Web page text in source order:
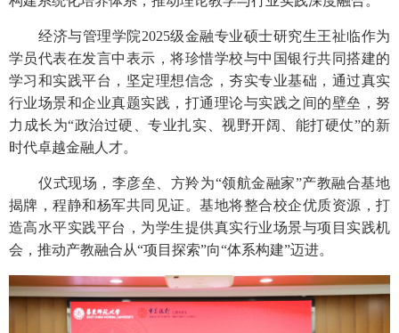
经济与管理学院2025级金融专业硕士研究生王祉临作为
学员代表在发言中表示，将珍惜学校与中国银行共同搭建的
学习和实践平台，坚定理想信念，夯实专业基础，通过真实
行业场景和企业真题实践，打通理论与实践之间的壁垒，努
力成长为“政治过硬、专业扎实、视野开阔、能打硬仗”的新
时代卓越金融人才。
仪式现场，李彦垒、方羚为“领航金融家”产教融合基地
揭牌，程静和杨军共同见证。基地将整合校企优质资源，打
造高水平实践平台，为学生提供真实行业场景与项目实践机
会，推动产教融合从“项目探索”向“体系构建”迈进。